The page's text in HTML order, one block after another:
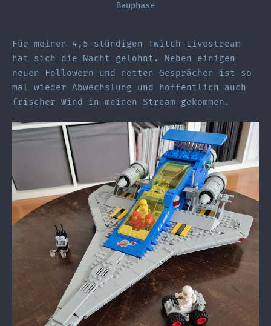
Bauphase
Für meinen 4,5-stündigen Twitch-Livestream
hat sich die Nacht gelohnt. Neben einigen
neuen Followern und netten Gesprächen ist so
mal wieder Abwechslung und hoffentlich auch
frischer Wind in meinen Stream gekommen.